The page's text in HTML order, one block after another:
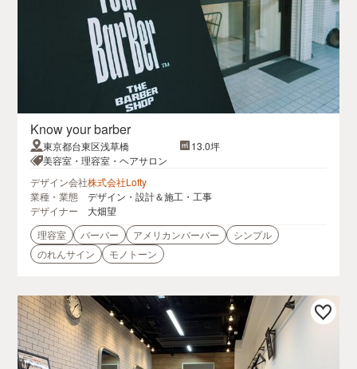
Know your barber
東京都台東区浅草橋
13.0坪
美容室・理容室・ヘアサロン
デザイン会社株式会社Lofty
業種・業態
デザイン・設計＆施工・工事
デザイナー
大畑望
理容室
バーバー アメリカンバーバー
シンプル
のれんサイン
モノトーン